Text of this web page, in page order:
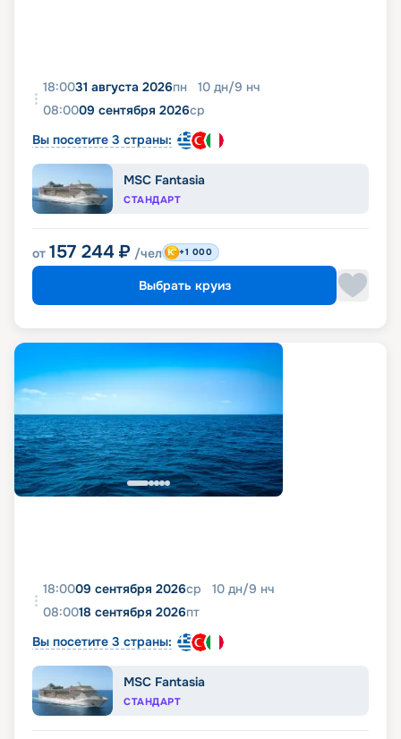
18:0031 августа 2026пн 10 дн/9 нч
08:0009 сентября 2026ср
Вы посетите 3 страны:
MSC Fantasia
СТАНДАРТ
от 157 244 ₽ /чел +1 000
Выбрать круиз
18:0009 сентября 2026ср 10 дн/9 нч
08:0018 сентября 2026пт
Вы посетите 3 страны:
MSC Fantasia
СТАНДАРТ